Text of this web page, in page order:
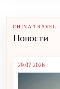
CHINA TRAVEL
Новости
29.07.2026